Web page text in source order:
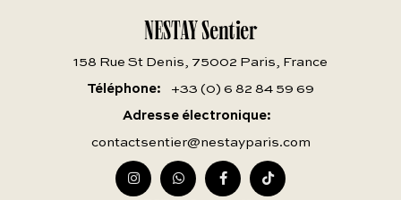
NESTAY Sentier
158 Rue St Denis, 75002 Paris, France
Téléphone
+33 (0) 6 82 84 59 69
Adresse électronique
contactsentier@nestayparis.com